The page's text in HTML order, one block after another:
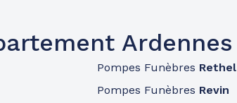
Ardennes
Pompes Funèbres Rethel
Pompes Funèbres Revin